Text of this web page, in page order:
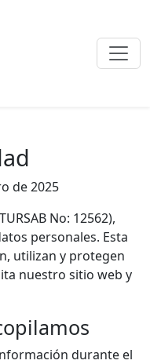
de 2025
No: 12562),
personales. Esta
utilizan y protegen
nuestro sitio web y
durante el